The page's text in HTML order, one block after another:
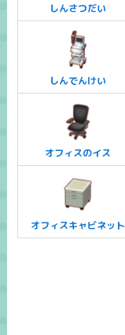
しんさつだい
しんでんけい
オフィスのイス
オフィスキャビネット